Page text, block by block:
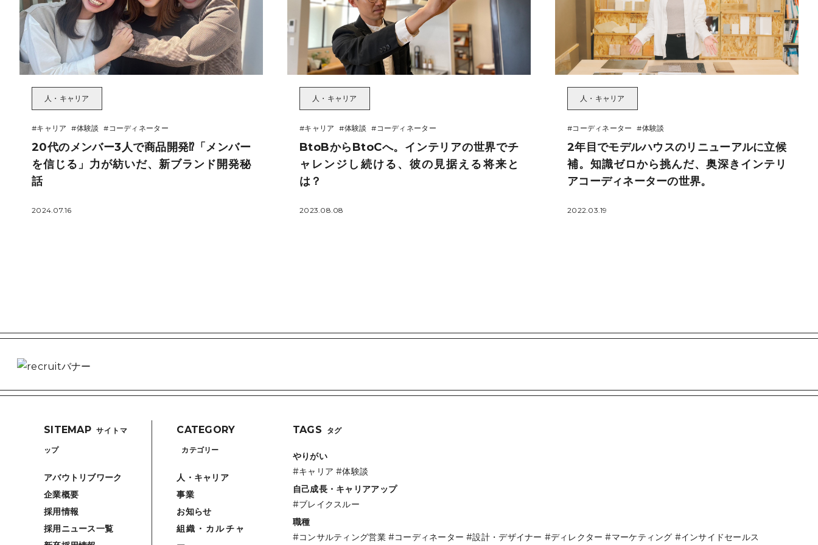
人・キャリア
#キャリア #体験談 #コーディネーター
20代のメンバー3人で商品開発⁉「メンバー
を信じる」力が紡いだ、新ブランド開発秘
話
2024.07.16
人・キャリア
#キャリア #体験談 #コーディネーター
BtoBからBtoCへ。インテリアの世界でチ
ャレンジし続ける、彼の見据える将来と
は？
2023.08.08
人・キャリア
#コーディネーター #体験談
2年目でモデルハウスのリニューアルに立候
補。知識ゼロから挑んだ、奥深きインテリ
アコーディネーターの世界。
2022.03.19
SITEMAP サイトマ
ップ
アバウトリブワーク
企業概要
採用情報
採用ニュース一覧
CATEGORY
カテゴリー
人・キャリア
事業
お知らせ
組織・カルチャ
TAGS タグ
やりがい
#キャリア #体験談
自己成長・キャリアアップ
#ブレイクスルー
職種
#コンサルティング営業 #コーディネーター #設計・デザイナー #ディレクター #マーケティング #インサイドセールス